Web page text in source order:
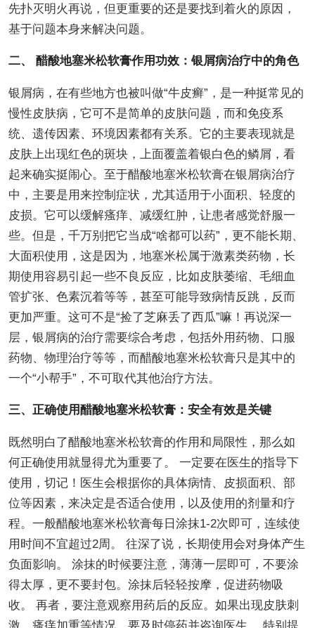
先扑灭明火再说，但更重要的还是要找到着火的原因，
基于问题本身来解决问题。
二、 醋酸地塞米松软膏作用功效：银屑病治疗中的角色
银屑病，在有些地方也被叫做“牛皮癣”，是一种挺常见的
慢性皮肤病，它可不是简单的皮肤问题，而和免疫系
统、遗传因素、环境因素都有关系。它的主要表现就是
皮肤上出现红色的斑块，上面覆盖着银白色的鳞屑，看
起来确实挺闹心。至于醋酸地塞米松软膏在银屑病治疗
中，主要是用来控制症状，尤其适用于小面积、轻度的
皮损。它可以缓解瘙痒、减缓红肿，让患者感觉舒服一
些。但是，千万别把它当成“啥都可以药”，更不能长期、
大面积使用，这是因为，地塞米松属于激素类药物，长
期使用容易引起一些不良反应，比如皮肤萎缩、毛细血
管扩张、色素沉着等等，甚至可能导致病情反跳，反而
更加严重。这可不是“捡了芝麻丢了西瓜”嘛！再说深一
层，银屑病的治疗需要综合考虑，包括外用药物、口服
药物、物理治疗等等，而醋酸地塞米松软膏只是其中的
一个“小帮手”，不可取代其他治疗方法。
三、正确使用醋酸地塞米松软膏：安全有效是关键
既然明白了醋酸地塞米松软膏的作用和局限性，那么如
何正确使用就显得尤为重要了。 一定要在医生的指导下
使用，切记！医生会根据你的具体病情、皮损面积、部
位等因素，来决定是否适合使用，以及使用的剂量和疗
程。一般醋酸地塞米松软膏每日涂抹1-2次即可，连续使
用时间不宜超过2周。 往深了说，长期使用会对身体产生
负面影响。 涂抹的时候要注意，薄薄一层即可，不要涂
得太厚，更不要封包。涂抹后轻轻按摩，促进药物吸
收。 再者，要注意观察用药后的反应。如果出现皮肤刺
激、瘙痒加重等情况，要及时停药并咨询医生。 特别提